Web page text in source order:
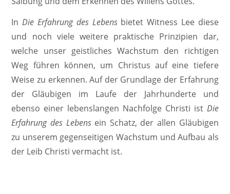
InDie Erfahrung des Lebens bietet Witness Lee diese
und noch viele weitere praktische Prinzipien dar,
welche unser geistliches Wachstum den richtigen
Weg führen können, um Christus auf eine tiefere
Weise zu erkennen. Auf der Grundlage der Erfahrung
der Gläubigen im Laufe der Jahrhunderte und
ebenso einer lebenslangen Nachfolge Christi ist Die
Erfahrung des Lebensein Schatz, der allen Gläubigen
zu unserem gegenseitigen Wachstum und Aufbau als
der Leib Christi vermacht ist.